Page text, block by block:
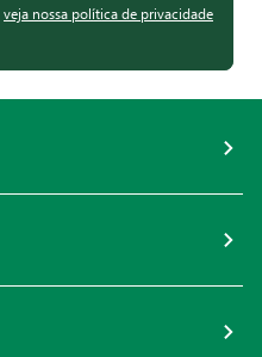
veja nossa política de privacidade